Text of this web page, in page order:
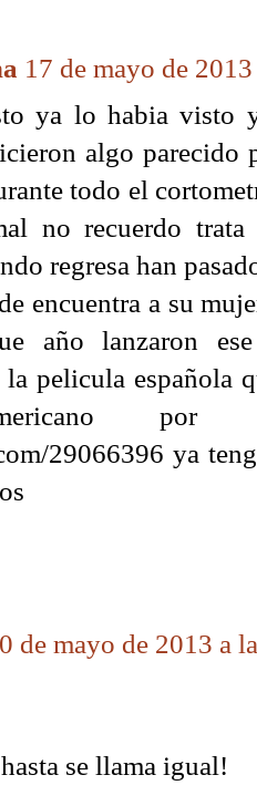
17 de mayo de
ya lo habia visto
algo parecido
todo el
no recuerdo
regresa han
encuentra a su
año lanzaron
pelicula española
29066396 ya
de mayo de 2013 a
se llama igual!